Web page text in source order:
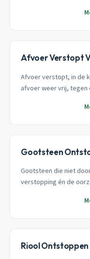
Afvoer Verstopt
Afvoer verstopt, in de
afvoer weer vrij,
Gootsteen
Gootsteen die niet
verstopping én de
Riool Ontstoppen